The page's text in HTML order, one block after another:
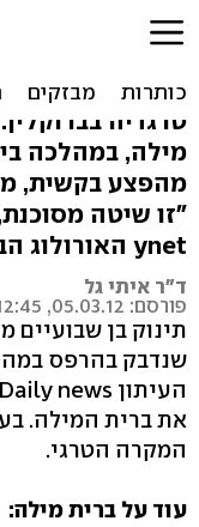
ארה"ב:
חשד
טרגדיה
מילה, במהלכה
מהפצע בקשית,
"זו שיטה
ynet האורולוג הבכיר ד"ר איגור רומנובסקי
ד"ר איתי גל
פורסם: 05.03.12, 12:45
תינוק בן שבועיים
שנדבק בהרפס
את ברית המילה.
המקרה הטרגי.
עוד על ברית מילה: